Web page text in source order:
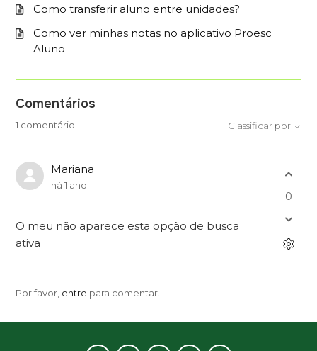
Como transferir aluno entre unidades?
Como ver minhas notas no aplicativo Proesc
Aluno
Comentários
1 comentário Classificar por
Mariana
há 1 ano
O meu não aparece esta opção de busca
ativa
0
Por favor, entre para comentar.